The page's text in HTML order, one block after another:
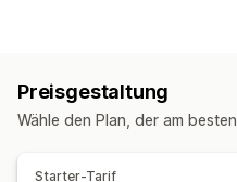
Anpassung
Video-Player
Preisgestaltung
Wähle den Plan, der am
Starter-Tarif